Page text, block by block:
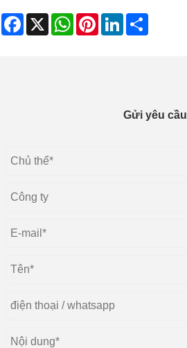
Facebook
X WhatsAppPinterestLinkedIn
Gửi yêu cầu